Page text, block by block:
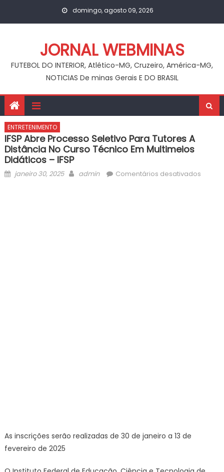
domingo, agosto 09, 2026
JORNAL WEBMINAS
FUTEBOL DO INTERIOR, Atlético-MG, Cruzeiro, América-MG,
NOTICIAS De minas Gerais E DO BRASIL
ENTRETENIMENTO
IFSP Abre Processo Seletivo Para Tutores A
Distância No Curso Técnico Em Multimeios
Didáticos – IFSP
Posted
janeiro 30, 2025 Author
admin Comentários desativadosem
As inscrições serão realizadas de 30 de janeiro a 13 de
fevereiro de 2025